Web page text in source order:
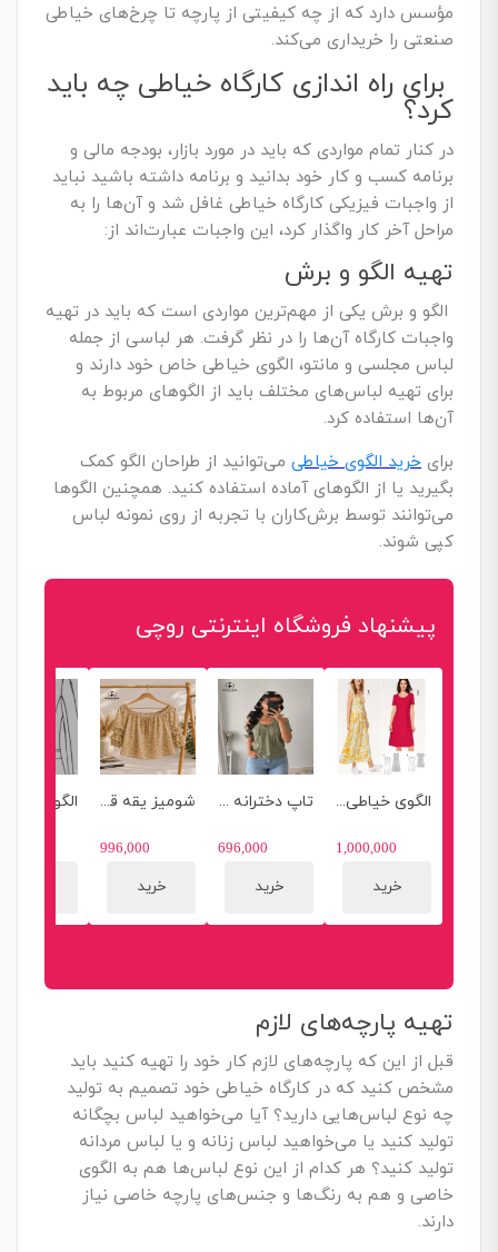
مؤسس دارد که از چه کیفیتی از پارچه تا چرخ‌های خیاطی
صنعتی را خریداری می‌کند.
برای راه ‌اندازی کارگاه خیاطی چه باید
کرد؟
در کنار تمام مواردی که باید در مورد بازار، بودجه مالی و
برنامه کسب و کار خود بدانید و برنامه داشته باشید نباید
از واجبات فیزیکی کارگاه خیاطی غافل شد و آن‌ها را به
مراحل آخر کار واگذار کرد، این واجبات عبارت‌اند از:
تهیه الگو و برش
الگو و برش یکی از مهم‌ترین مواردی است که باید در تهیه
واجبات کارگاه آن‌ها را در نظر گرفت. هر لباسی از جمله
لباس مجلسی و مانتو، الگوی خیاطی خاص خود دارند و
برای تهیه لباس‌های مختلف باید از الگوهای مربوط به
آن‌ها استفاده کرد.
برای خرید الگوی خیاطی می‌توانید از طراحان الگو کمک
بگیرید یا از الگوهای آماده استفاده کنید. همچنین الگوها
می‌توانند توسط برش‌کاران با تجربه از روی نمونه لباس
کپی شوند.
پیشنهاد فروشگاه اینترنتی روچی
الگوی خیاطی آماده
1,000,000
خرید
تاپ دخترانه زنانه کرپ اسکاچی وارداتی برند SELECT
696,000
خرید
شومیز یقه قایقی دخترانه زنانه وارداتی برند PRIMARK
996,000
خرید
تهیه پارچه‌های لازم
قبل از این که پارچه‌های لازم کار خود را تهیه کنید باید
مشخص کنید که در کارگاه خیاطی خود تصمیم به تولید
چه نوع لباس‌هایی دارید؟ آیا می‌خواهید لباس بچگانه
تولید کنید یا می‌خواهید لباس زنانه و یا لباس مردانه
تولید کنید؟ هر کدام از این نوع لباس‌ها هم به الگوی
خاصی و هم به رنگ‌ها و جنس‌های پارچه خاصی نیاز
دارند.